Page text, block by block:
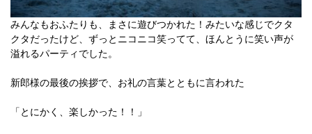
みんなもおふたりも、まさに遊びつかれた！みたいな感じでクタ
クタだったけど、ずっとニコニコ笑ってて、ほんとうに笑い声が
溢れるパーティでした。
新郎様の最後の挨拶で、お礼の言葉とともに言われた
「とにかく、楽しかった！！」